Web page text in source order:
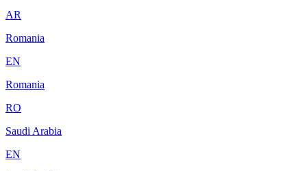
AR
Romania
EN
Romania
RO
Saudi Arabia
EN